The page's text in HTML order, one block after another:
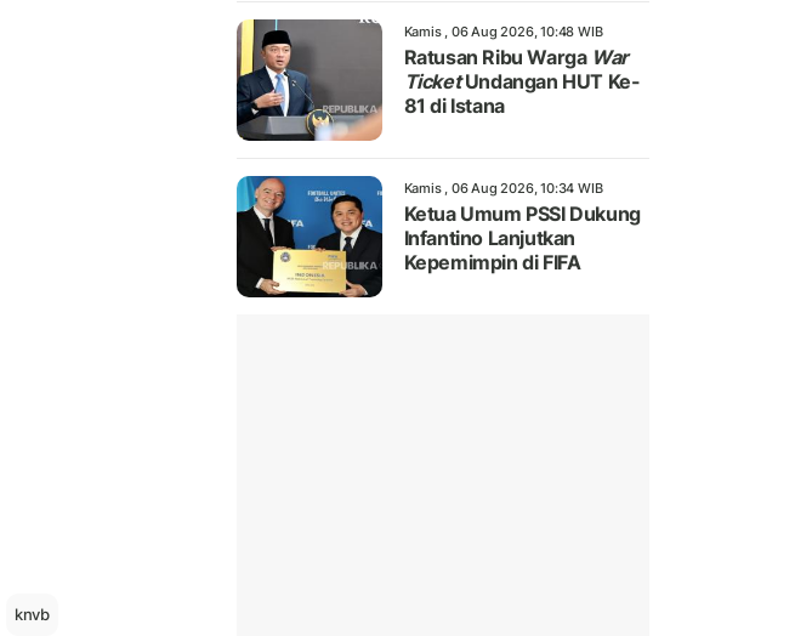
knvb
Kamis , 06 Aug 2026, 10:48 WIB
Ratusan Ribu Warga War
TicketUndangan HUT Ke-
81 di Istana
Kamis , 06 Aug 2026, 10:34 WIB
Ketua Umum PSSI Dukung
Infantino Lanjutkan
Kepemimpin di FIFA